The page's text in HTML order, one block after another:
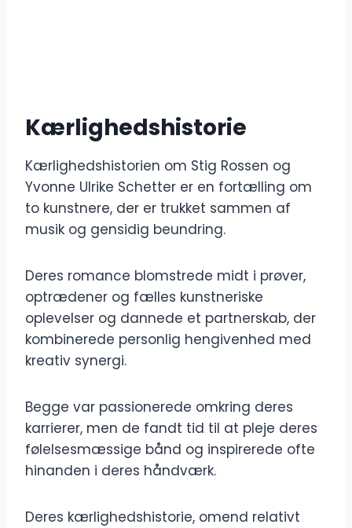
Kærlighedshistorie
Kærlighedshistorien om Stig Rossen og
Yvonne Ulrike Schetter er en fortælling om
to kunstnere, der er trukket sammen af ​​
musik og gensidig beundring.
Deres romance blomstrede midt i prøver,
optrædener og fælles kunstneriske
oplevelser og dannede et partnerskab, der
kombinerede personlig hengivenhed med
kreativ synergi.
Begge var passionerede omkring deres
karrierer, men de fandt tid til at pleje deres
følelsesmæssige bånd og inspirerede ofte
hinanden i deres håndværk.
Deres kærlighedshistorie, omend relativt